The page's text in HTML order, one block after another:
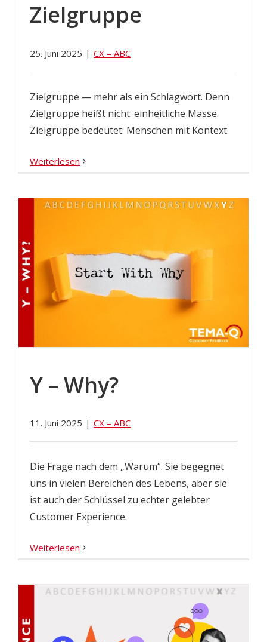
Zielgruppe
25. Juni 2025 | CX – ABC
Zielgruppe — mehr als ein Schlagwort. Denn
Zielgruppe heißt nicht: einheitliche Masse.
Zielgruppe bedeutet: Menschen mit Kontext.
Weiterlesen
Y – Why?
11. Juni 2025 | CX – ABC
Die Frage nach dem „Warum“. Sie begegnet
uns in vielen Bereichen des Lebens, aber sie
ist auch der Schlüssel zu echter gelebter
Customer Experience.
Weiterlesen